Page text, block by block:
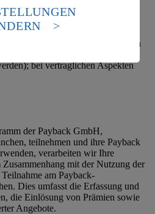
1 lit. f) DSGVO (berechtigtes
Organisation; die berechtigten
überwiegen die schutzbedürftigen
nur minimal und ggf.
bei vertraglichen Aspekten
der Payback GmbH,
teilnehmen und ihre Payback
verarbeiten wir Ihre
mit der Nutzung der
am Payback-
Dies umfasst die Erfassung und
die Einlösung von Prämien sowie
Angebote.
nach europäischen
Datenschutzniveau an.
Zugriffs durch US-
der Seite findest du